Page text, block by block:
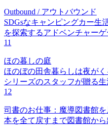
Outbound / アウトバウンド
SDGsなキャンピングカー生
を探索するアドベンチャーゲ
11
ほの暮しの庭
ほのぼの田舎暮らしは夜が
シリーズのスタッフが贈る生
12
司書のお仕事：魔導図書館を
本を全て戻すまで図書館か